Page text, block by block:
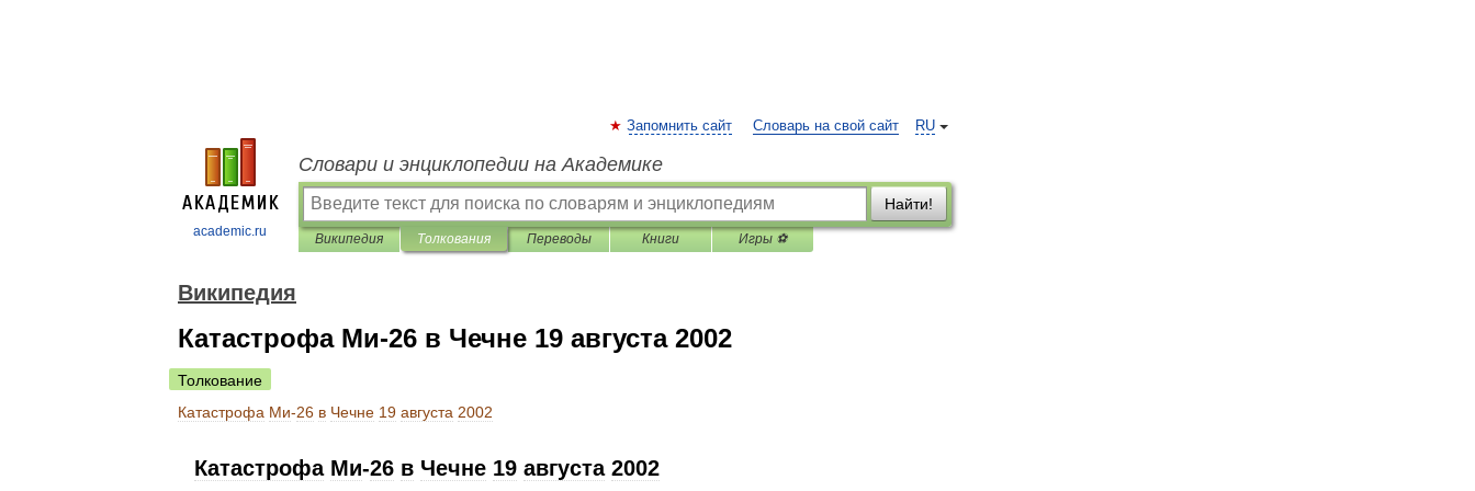
academic.ru
RU
Запомнить сайт Словарь на свой сайт
Словари и энциклопедии на Академике
Найти!
Википедия Толкования Переводы Книги Игры ⚽
Википедия
Катастрофа Ми-26 в Чечне 19 августа 2002
Толкование
Катастрофа Ми-26 в Чечне 19 августа 2002
Катастрофа Ми-26 в Чечне 19 августа 2002